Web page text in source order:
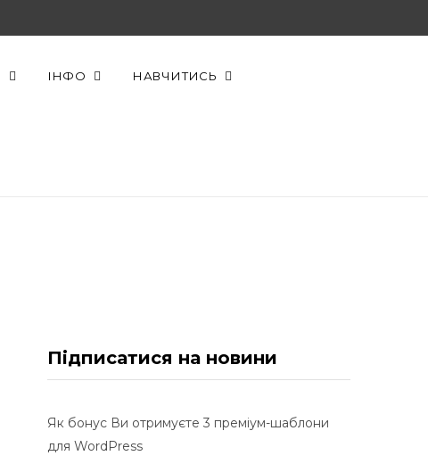
F X Y
ІНФО НАВЧИТИСЬ
Підписатися на новини
Як бонус Ви отримуєте 3 преміум-шаблони
для WordPress